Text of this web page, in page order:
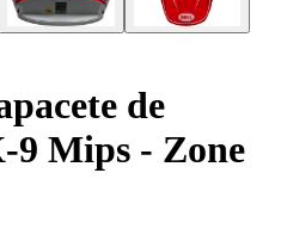
de
9 Mips - Zone